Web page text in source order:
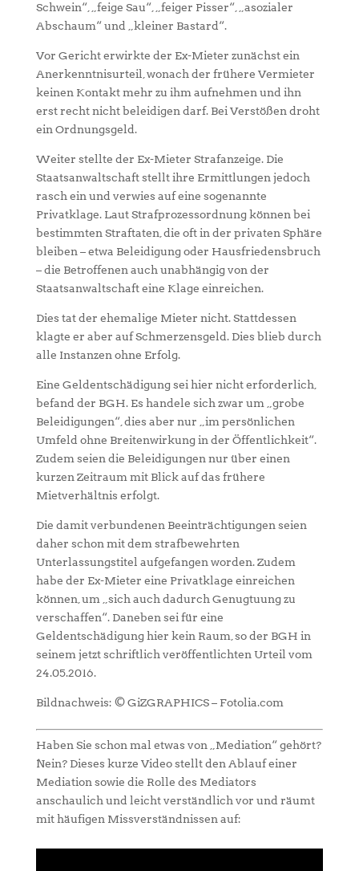
Schwein“, „feige Sau“, „feiger Pisser“, „asozialer
Abschaum“ und „kleiner Bastard“.
Vor Gericht erwirkte der Ex-Mieter zunächst ein
Anerkenntnisurteil, wonach der frühere Vermieter
keinen Kontakt mehr zu ihm aufnehmen und ihn
erst recht nicht beleidigen darf. Bei Verstößen droht
ein Ordnungsgeld.
Weiter stellte der Ex-Mieter Strafanzeige. Die
Staatsanwaltschaft stellt ihre Ermittlungen jedoch
rasch ein und verwies auf eine sogenannte
Privatklage. Laut Strafprozessordnung können bei
bestimmten Straftaten, die oft in der privaten Sphäre
bleiben – etwa Beleidigung oder Hausfriedensbruch
– die Betroffenen auch unabhängig von der
Staatsanwaltschaft eine Klage einreichen.
Dies tat der ehemalige Mieter nicht. Stattdessen
klagte er aber auf Schmerzensgeld. Dies blieb durch
alle Instanzen ohne Erfolg.
Eine Geldentschädigung sei hier nicht erforderlich,
befand der BGH. Es handele sich zwar um „grobe
Beleidigungen“, dies aber nur „im persönlichen
Umfeld ohne Breitenwirkung in der Öffentlichkeit“.
Zudem seien die Beleidigungen nur über einen
kurzen Zeitraum mit Blick auf das frühere
Mietverhältnis erfolgt.
Die damit verbundenen Beeinträchtigungen seien
daher schon mit dem strafbewehrten
Unterlassungstitel aufgefangen worden. Zudem
habe der Ex-Mieter eine Privatklage einreichen
können, um „sich auch dadurch Genugtuung zu
verschaffen“. Daneben sei für eine
Geldentschädigung hier kein Raum, so der BGH in
seinem jetzt schriftlich veröffentlichten Urteil vom
24.05.2016.
Bildnachweis: © GiZGRAPHICS – Fotolia.com
Haben Sie schon mal etwas von „Mediation“ gehört?
Nein? Dieses kurze Video stellt den Ablauf einer
Mediation sowie die Rolle des Mediators
anschaulich und leicht verständlich vor und räumt
mit häufigen Missverständnissen auf: